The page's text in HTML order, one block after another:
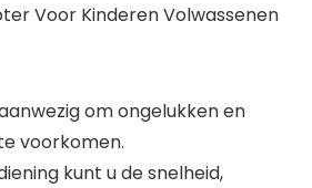
Voor Kinderen Volwassenen
om ongelukken en
voorkomen.
kunt u de snelheid,